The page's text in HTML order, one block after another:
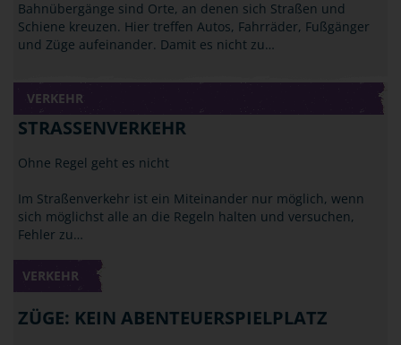
Bahnübergänge sind Orte, an denen sich Straßen und
Schiene kreuzen. Hier treffen Autos, Fahrräder, Fußgänger
und Züge aufeinander. Damit es nicht zu…
VERKEHR
STRASSENVERKEHR
Ohne Regel geht es nicht
Im Straßenverkehr ist ein Miteinander nur möglich, wenn
sich möglichst alle an die Regeln halten und versuchen,
Fehler zu…
VERKEHR
ZÜGE: KEIN ABENTEUERSPIELPLATZ